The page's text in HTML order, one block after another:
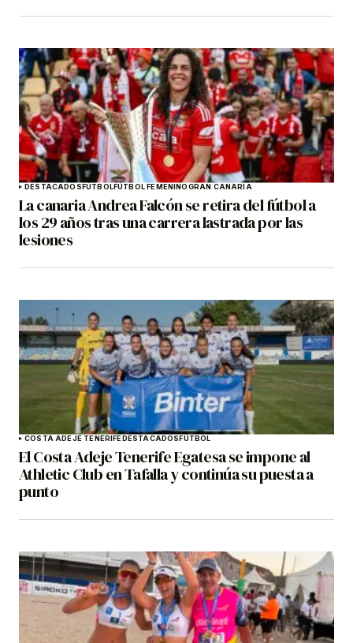
DESTACADOSFÚTBOLFÚTBOL FEMENINOGRAN CANARIA
La canaria Andrea Falcón se retira del fútbol a
los 29 años tras una carrera lastrada por las
lesiones
COSTA ADEJE TENERIFEDESTACADOSFÚTBOL
El Costa Adeje Tenerife Egatesa se impone al
Athletic Club en Tafalla y continúa su puesta a
punto